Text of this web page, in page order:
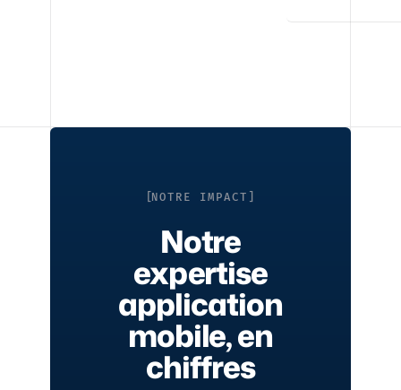
NOTRE IMPACT
Notre
expertise
application
mobile, en
chiffres